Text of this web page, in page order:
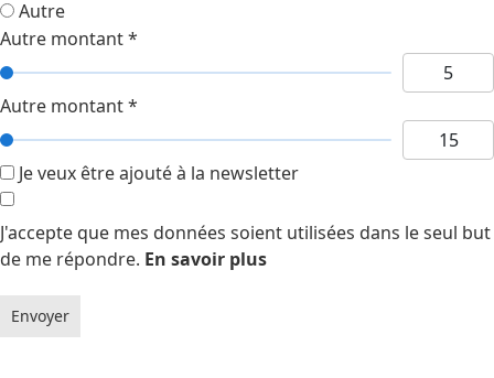
Autre
Autre montant*
Autre montant*
Je veux être ajouté à la newsletter
J'accepte que mes données soient utilisées dans le seul but
de me répondre. En savoir plus
Envoyer